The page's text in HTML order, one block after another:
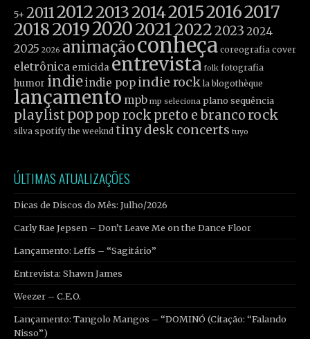
5+ 2011201220132014201520162017
201820192020202120222023 2024
2025 2026 animaçãoconheça coreografia cover
eletrônica emicida entrevista folk fotografia
humor indieindie pop indie rock la blogothèque
lançamento mpb mp seleciona plano sequência
playlist poppop rock preto e branco rock
silva spotify the weeknd tiny desk concerts tuyo
ÚLTIMAS ATUALIZAÇÕES
Dicas de Discos do Mês: Julho/2026
Carly Rae Jepsen – Don’t Leave Me on the Dance Floor
Lançamento: Leffs – “Sagitário”
Entrevista: Shawn James
Weezer – C.E.O.
Lançamento: Tangolo Mangos – “DOMINÓ (Citação: “Falando
Nisso”)